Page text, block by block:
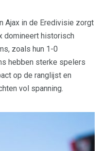
Ajax in de Eredivisie zorgt
domineert historisch
zoals hun 1-0
hebben sterke spelers
op de ranglijst en
vol spanning.